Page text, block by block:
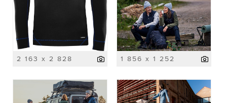
2 163 x 2 828 1 856 x 1 252